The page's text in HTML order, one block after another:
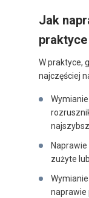
Jak
praktyce
W praktyce,
najczęściej
zużyte
naprawie